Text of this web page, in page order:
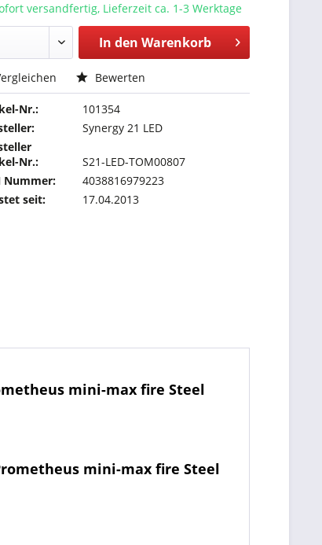
versandfertig, Lieferzeit ca. 1-3 Werktage
In den Warenkorb
Bewerten
Nr.:
101354
Synergy 21 LED
Nr.:
S21-LED-TOM00807
Nummer:
4038816979223
seit:
17.04.2013
mini-max fire Steel
mini-max fire Steel